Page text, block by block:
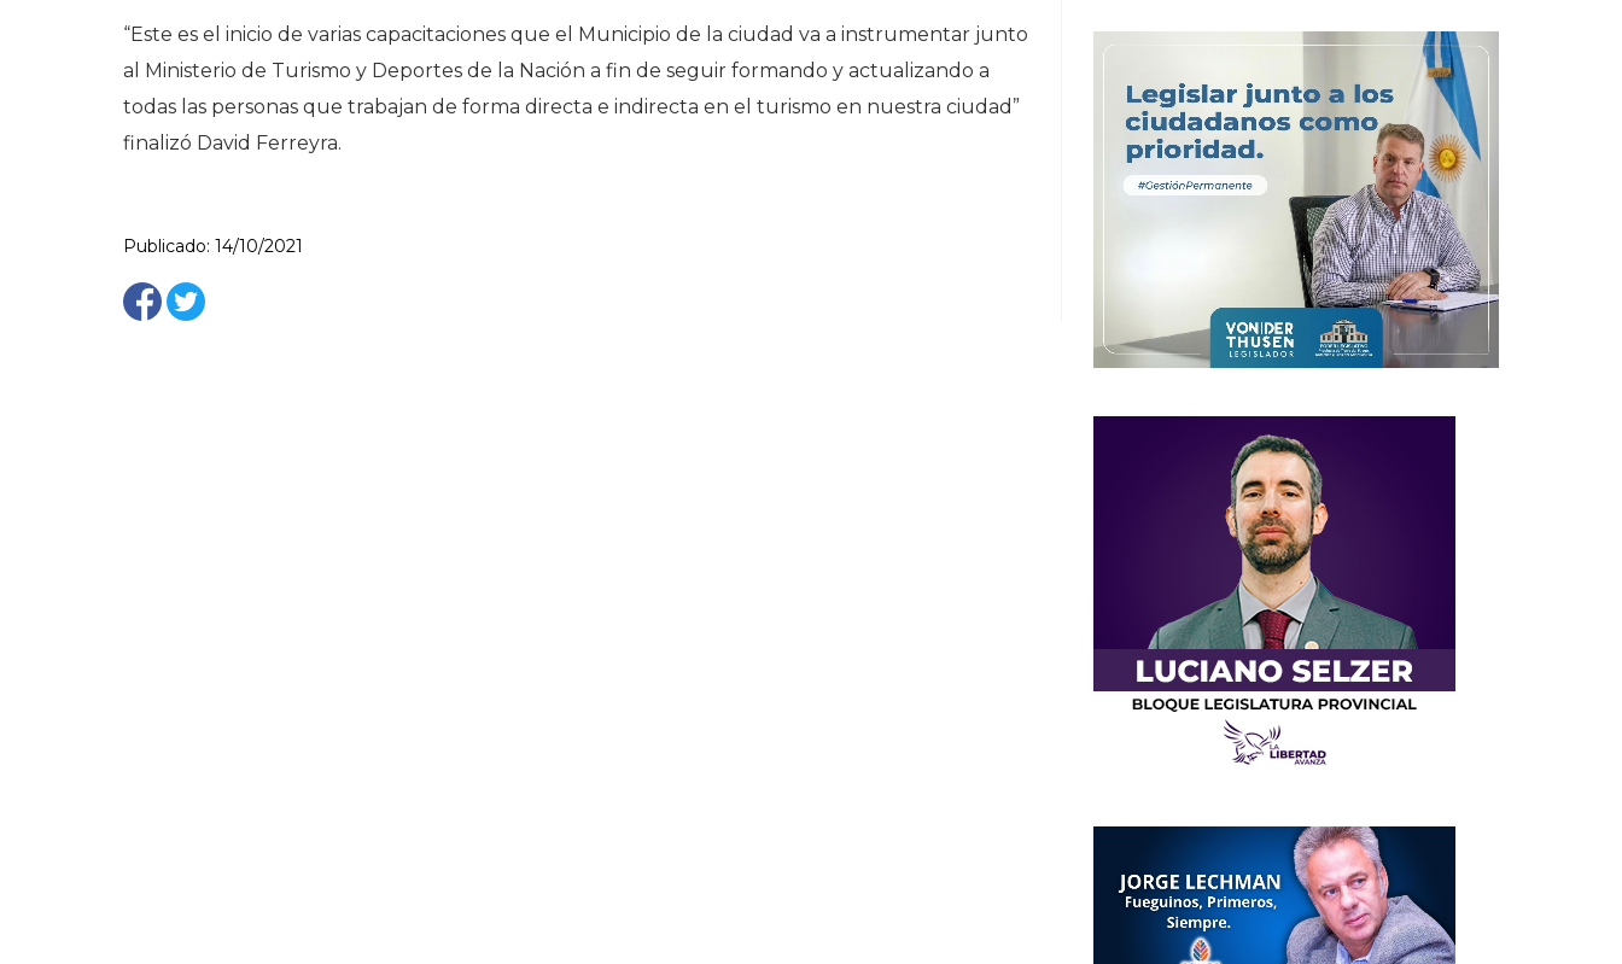
“Este es el inicio de varias capacitaciones que el Municipio de la ciudad va a instrumentar junto
al Ministerio de Turismo y Deportes de la Nación a fin de seguir formando y actualizando a
todas las personas que trabajan de forma directa e indirecta en el turismo en nuestra ciudad”
finalizó David Ferreyra.
Publicado: 14/10/2021